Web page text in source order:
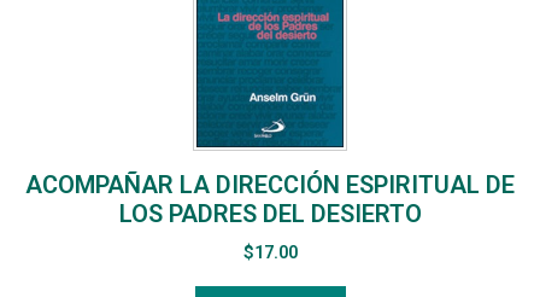
ACOMPAÑAR LA DIRECCIÓN ESPIRITUAL DE
LOS PADRES DEL DESIERTO
$17.00